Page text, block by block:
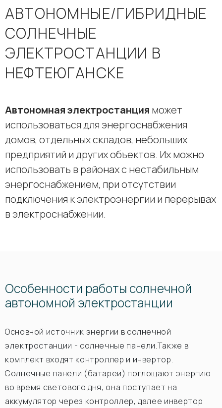
АВТОНОМНЫЕ/ГИБРИДНЫЕ
СОЛНЕЧНЫЕ
ЭЛЕКТРОСТАНЦИИ В
НЕФТЕЮГАНСКЕ
Автономная электростанция может
использоваться для энергоснабжения
домов, отдельных складов, небольших
предприятий и других объектов. Их можно
использовать в районах с нестабильным
энергоснабжением, при отсутствии
подключения к электроэнергии и перерывах
в электроснабжении.
Особенности работы солнечной
автономной электростанции
Основной источник энергии в солнечной
электростанции - солнечные панели.Также в
комплект входят контроллер и инвертор.
Солнечные панели (батареи) поглощают энергию
во время светового дня, она поступает на
аккумулятор через контроллер, далее инвертор